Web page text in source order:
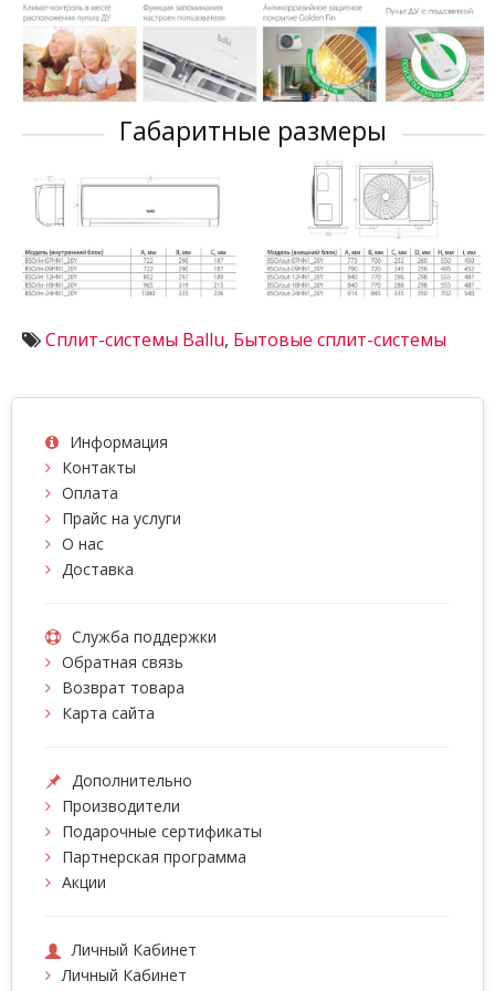
Габаритные размеры
Сплит-системы Ballu, Бытовые сплит-системы
Информация
Контакты
Оплата
Прайс на услуги
О нас
Доставка
Служба поддержки
Обратная связь
Возврат товара
Карта сайта
Дополнительно
Производители
Подарочные сертификаты
Партнерская программа
Акции
Личный Кабинет
Личный Кабинет